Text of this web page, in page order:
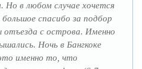
Но в любом случае хочется
спасибо за подбор
с острова. Именно
Ночь в Бангкоке
именно то, что